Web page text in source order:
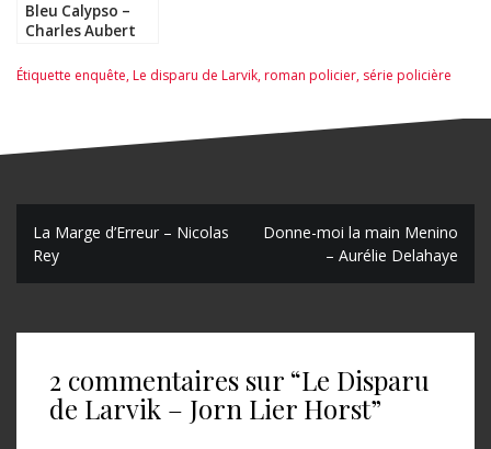
Bleu Calypso –
Charles Aubert
Étiquette enquête,Le disparu de Larvik,roman policier, série policière
N
a
La Marge d’Erreur – Nicolas
Rey
Donne-moi la main Menino
– Aurélie Delahaye
2 commentaires sur “Le Disparu
de Larvik – Jorn Lier Horst”